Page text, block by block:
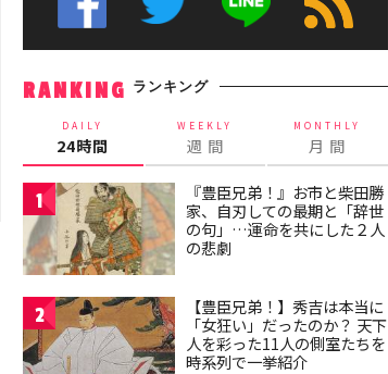
RANKING ランキング
DAILY
24時間
WEEKLY
週 間
MONTHLY
月 間
1
『豊臣兄弟！』お市と柴田勝
家、自刃しての最期と「辞世
の句」…運命を共にした２人
の悲劇
2
【豊臣兄弟！】秀吉は本当に
「女狂い」だったのか？ 天下
人を彩った11人の側室たちを
時系列で一挙紹介